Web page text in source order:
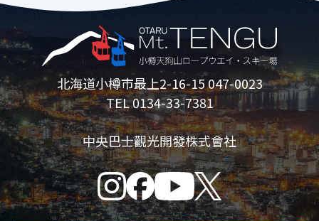
*僅當前座兒童年滿 12 歲且後座兒童年滿
16 歲時才可使用雙人座。
*請勿與兩名成人一起乘坐，否則可能會導
致滑梯停止。
*飲酒後的顧客不得使用本服務。
花栗鼠公園
營業期間
北海道小樽市最上2-16-15 047-0023
TEL 0134-33-7381
中央巴士觀光開發株式會社